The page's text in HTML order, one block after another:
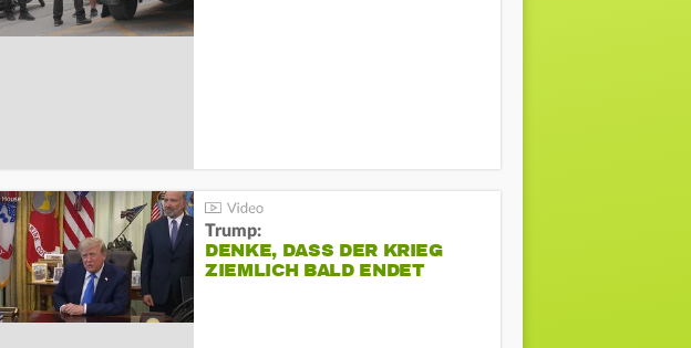
Trump:
DENKE, DASS DER KRIEG
ZIEMLICH BALD ENDET